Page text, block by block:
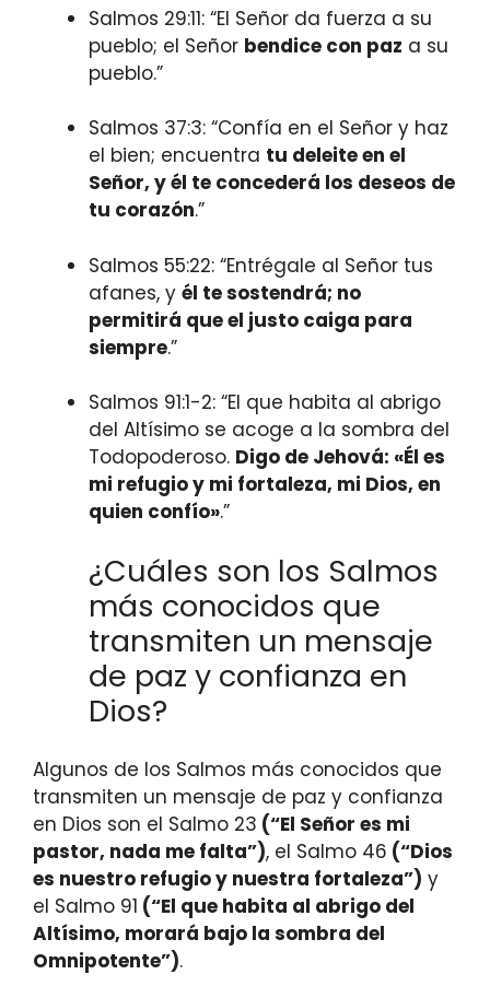
Salmos 29:11: “El Señor da fuerza a su
pueblo; el Señor bendice con paz a su
pueblo.”
Salmos 37:3: “Confía en el Señor y haz
el bien; encuentra tu deleite en el
Señor, y él te concederá los deseos de
tu corazón.”
Salmos 55:22: “Entrégale al Señor tus
afanes, y él te sostendrá; no
permitirá que el justo caiga para
siempre.”
Salmos 91:1-2: “El que habita al abrigo
del Altísimo se acoge a la sombra del
Todopoderoso. Digo de Jehová: «Él es
mi refugio y mi fortaleza, mi Dios, en
quien confío».”
¿Cuáles son los Salmos
más conocidos que
transmiten un mensaje
de paz y confianza en
Dios?
Algunos de los Salmos más conocidos que
transmiten un mensaje de paz y confianza
en Dios son el Salmo 23 (“El Señor es mi
pastor, nada me falta”), el Salmo 46 (“Dios
es nuestro refugio y nuestra fortaleza”) y
el Salmo 91 (“El que habita al abrigo del
Altísimo, morará bajo la sombra del
Omnipotente”).